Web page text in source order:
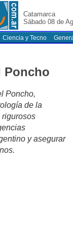
Catamarca
Sábado 08 de
Ciencia y Tecno
Poncho
Poncho,
de la
y asegurar